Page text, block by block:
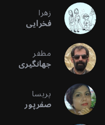
زهرا
فخرایی
مظفر
جهانگیری
پریسا
صفرپور